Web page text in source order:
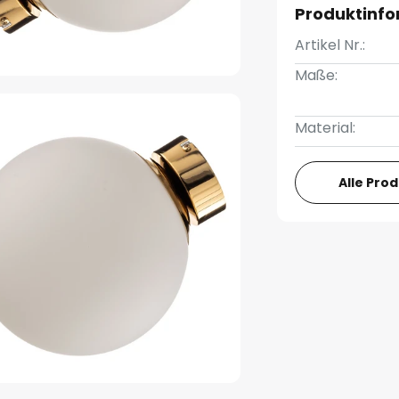
Artikel Nr.:
Maße:
Material:
Alle